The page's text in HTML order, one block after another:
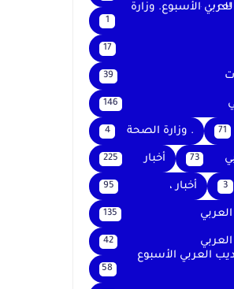
الأسبوع. وزارة
1
17
39
146
71 . وزارة الصحة 4
73 أخبار 225
3 أخبار ، 95
العربي 135
العربي 42
العربي الأسبوع
58